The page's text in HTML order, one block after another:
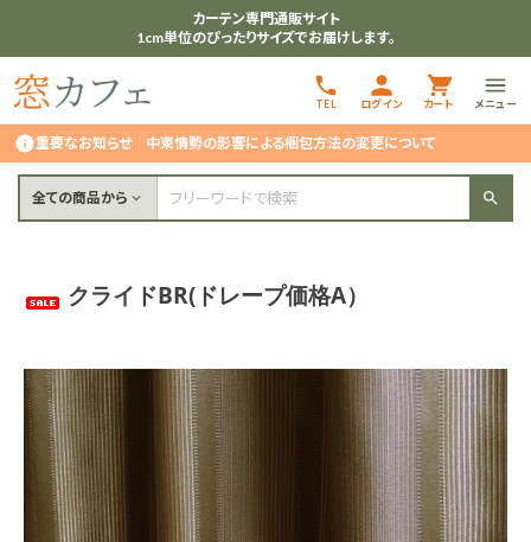
カーテン専門通販サイト
1cm単位のぴったりサイズでお届けします。
TEL ログイン カート メニュー
重要なお知らせ｜ 中東情勢の影響による梱包方法の変更について
全ての商品から
クライドBR(ドレープ価格A）